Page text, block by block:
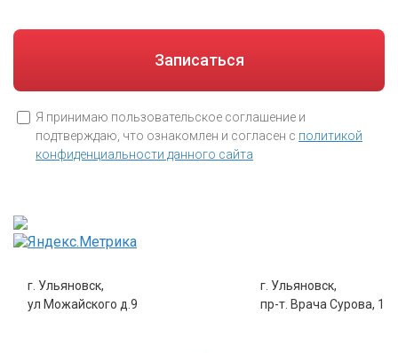
Я принимаю пользовательское соглашение и
подтверждаю, что ознакомлен и согласен с политикой
конфиденциальности данного сайта
г. Ульяновск,
ул Можайского д.9
г. Ульяновск,
пр-т. Врача Сурова, 1